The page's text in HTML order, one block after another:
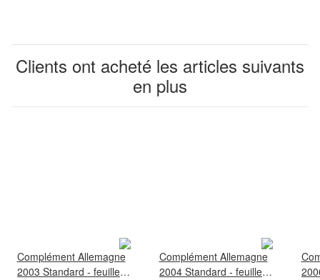
Clients ont acheté les articles suivants
en plus
Complément Allemagne
2003 Standard - feuilles
Complément Allemagne
2004 Standard - feuilles